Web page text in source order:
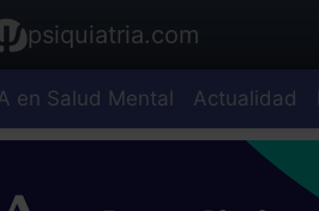
psiquiatria.com
en Salud Mental Actualidad